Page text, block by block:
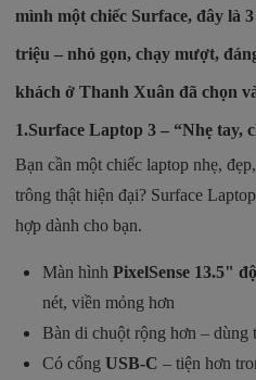
mình một chiếc Surface, đây là
triệu – nhỏ gọn, chạy mượt,
khách ở Thanh Xuân đã chọn
1.Surface Laptop 3 – “Nhẹ tay,
Bạn cần một chiếc laptop nhẹ,
trông thật hiện đại? Surface
hợp dành cho bạn.
Màn hình PixelSense 13.5"
nét, viền mỏng hơn
Bàn di chuột rộng hơn – dùng
Có cổng USB‑C – tiện hơn